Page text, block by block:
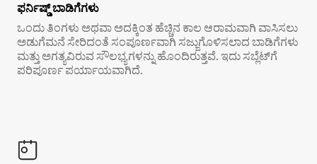
ಫರ್ನಿಷ್ಡ್ ಬಾಡಿಗೆಗಳು
ಒಂದು ತಿಂಗಳು ಅಥವಾ ಅದಕ್ಕಿಂತ ಹೆಚ್ಚಿನ ಕಾಲ ಆರಾಮವಾಗಿ ವಾಸಿಸಲು
ಅಡುಗೆಮನೆ ಸೇರಿದಂತೆ ಸಂಪೂರ್ಣವಾಗಿ ಸಜ್ಜುಗೊಳಿಸಲಾದ ಬಾಡಿಗೆಗಳು
ಮತ್ತು ಅಗತ್ಯವಿರುವ ಸೌಲಭ್ಯಗಳನ್ನು ಹೊಂದಿರುತ್ತವೆ. ಇದು ಸಬ್ಲೆಟ್‌ಗೆ
ಪರಿಪೂರ್ಣ ಪರ್ಯಾಯವಾಗಿದೆ.